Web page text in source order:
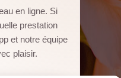
en ligne. Si
prestation
et notre équipe
plaisir.